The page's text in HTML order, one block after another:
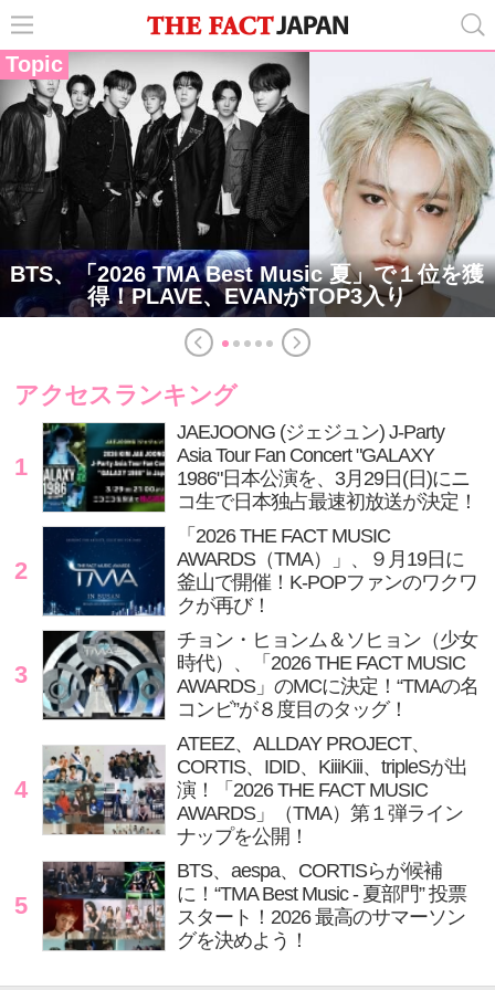
Topic
BTS、「2026 TMA Best Music 夏」で１位を獲
得！PLAVE、EVANがTOP3入り
アクセスランキング
1
JAEJOONG (ジェジュン) J-Party
Asia Tour Fan Concert "GALAXY
1986"日本公演を、3月29日(日)にニ
コ生で日本独占最速初放送が決定！
2
「2026 THE FACT MUSIC
AWARDS（TMA）」、９月19日に
釜山で開催！K-POPファンのワクワ
クが再び！
3
チョン・ヒョンム＆ソヒョン（少女
時代）、「2026 THE FACT MUSIC
AWARDS」のMCに決定！“TMAの名
コンビ”が８度目のタッグ！
4
ATEEZ、ALLDAY PROJECT、
CORTIS、IDID、KiiiKiii、tripleSが出
演！「2026 THE FACT MUSIC
AWARDS」（TMA）第１弾ライン
ナップを公開！
5
BTS、aespa、CORTISらが候補
に！“TMA Best Music - 夏部門” 投票
スタート！2026 最高のサマーソン
グを決めよう！